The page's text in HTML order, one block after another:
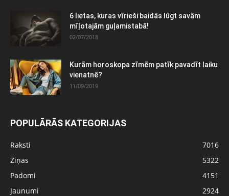
6 lietas, kuras vīrieši baidās lūgt savām
mīļotajām guļamistabā!
02/07/2018
Kurām horoskopa zīmēm patīk pavadīt laiku
vienatnē?
11/09/2019
POPULĀRĀS KATEGORIJAS
Raksti
7016
Ziņas
5322
Padomi
4151
Jaunumi
2924